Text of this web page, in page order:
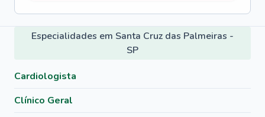
Especialidades em Santa Cruz das Palmeiras -
SP
Cardiologista
Clínico Geral